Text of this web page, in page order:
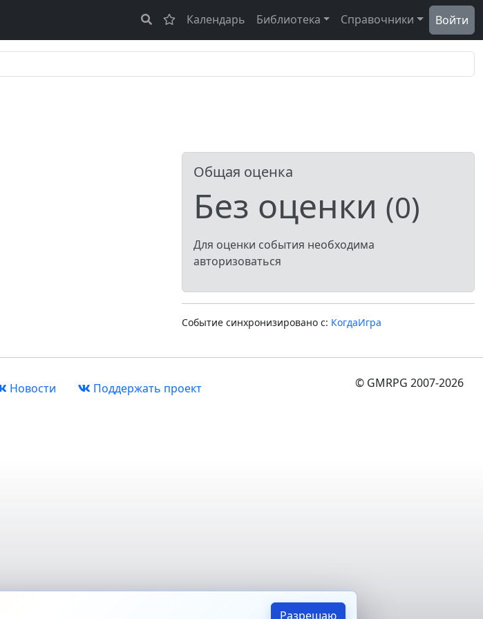
Календарь Библиотека Справочники Войти
Общая оценка
Без оценки (0)
Для оценки события необходима
авторизоваться
Событие синхронизировано с: КогдаИгра
Новости Поддержать проект © GMRPG 2007-2026
Разрешаю